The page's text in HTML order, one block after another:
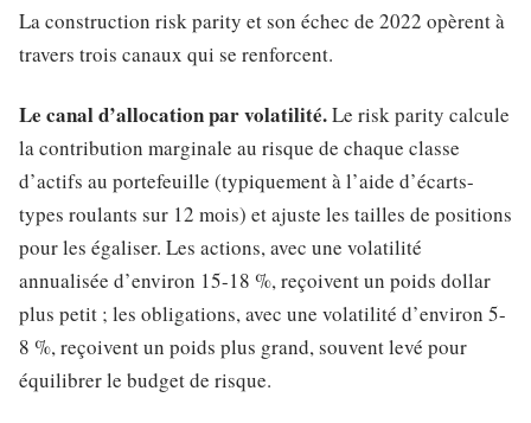
La construction risk parity et son échec de 2022 opèrent à
travers trois canaux qui se renforcent.
Le canal d’allocation par volatilité.Le risk parity calcule
la contribution marginale au risque de chaque classe
d’actifs au portefeuille (typiquement à l’aide d’écarts-
types roulants sur 12 mois) et ajuste les tailles de positions
pour les égaliser. Les actions, avec une volatilité
annualisée d’environ 15-18 %, reçoivent un poids dollar
plus petit ; les obligations, avec une volatilité d’environ 5-
8 %, reçoivent un poids plus grand, souvent levé pour
équilibrer le budget de risque.